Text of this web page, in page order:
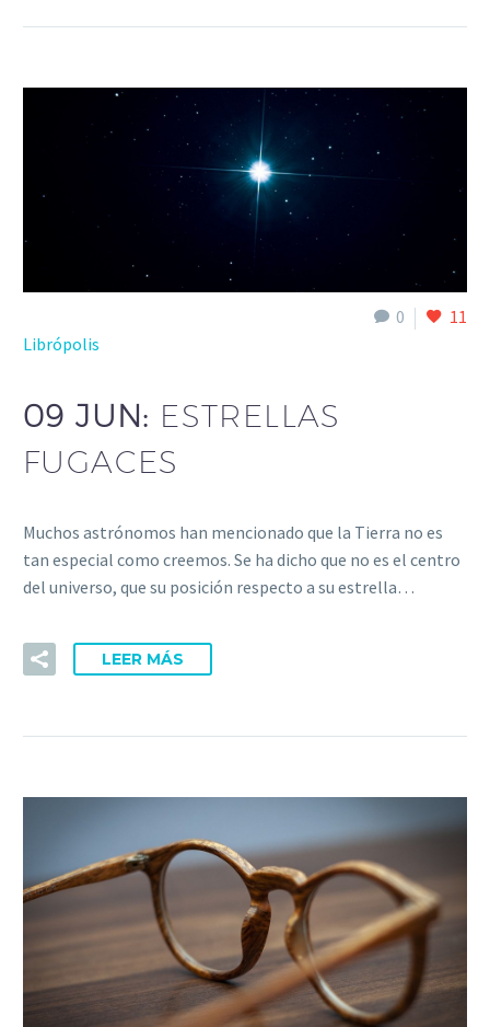
0
11
Librópolis
09 JUN: ESTRELLAS
FUGACES
Muchos astrónomos han mencionado que la Tierra no es
tan especial como creemos. Se ha dicho que no es el centro
del universo, que su posición respecto a su estrella…
LEER MÁS